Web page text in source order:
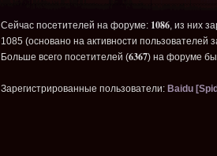
Сейчас посетителей на форуме: 1086, из них
1085 (основано на активности пользователей
Больше всего посетителей (6367) на форуме
Зарегистрированные пользователи: Baidu